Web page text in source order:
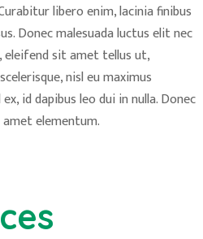
libero enim, lacinia finibus
Donec malesuada luctus elit nec
eleifend sit amet tellus ut,
nisl eu maximus
id dapibus leo dui in nulla. Donec
elementum.